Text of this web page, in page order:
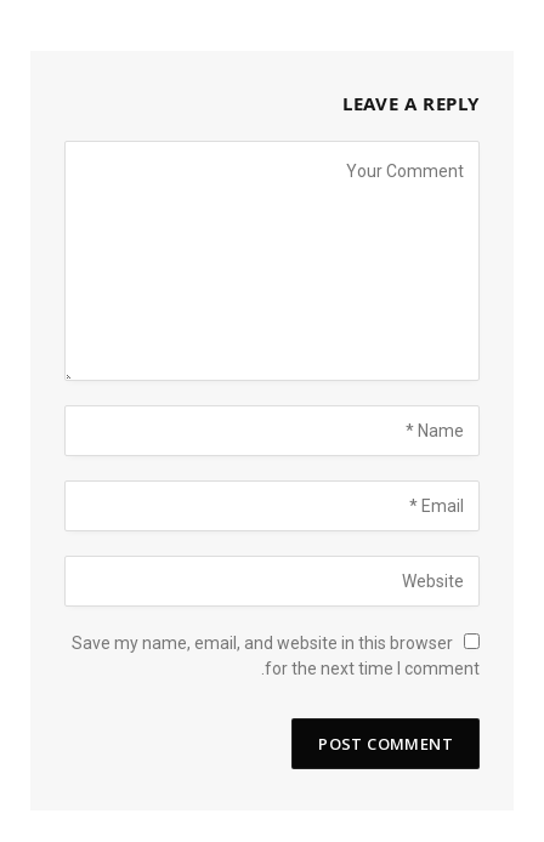
LEAVE A REPLY
Save my name, email, and website in this browser
for the next time I comment.